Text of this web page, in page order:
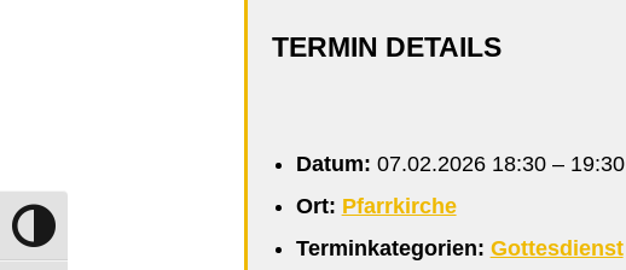
Umschalten auf hohe Kontraste
TERMIN DETAILS
Datum: 07.02.2026 18:30– 19:30
Ort: Pfarrkirche
Terminkategorien: Gottesdienst